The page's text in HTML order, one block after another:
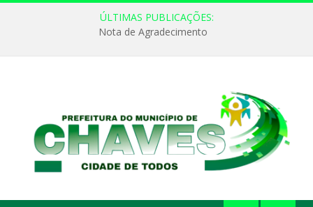
ÚLTIMAS PUBLICAÇÕES:
Nota de Agradecimento